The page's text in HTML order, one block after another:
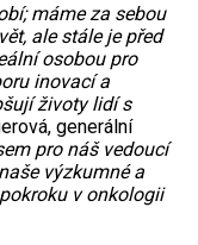
máme za sebou
ale stále je před
osobou pro
inovací a
životy lidí s
generální
pro náš vedoucí
výzkumné a
v onkologii